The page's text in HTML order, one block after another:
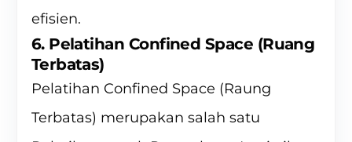
efisien.
6. Pelatihan Confined Space (Ruang
Terbatas)
Pelatihan Confined Space (Raung
Terbatas) merupakan salah satu